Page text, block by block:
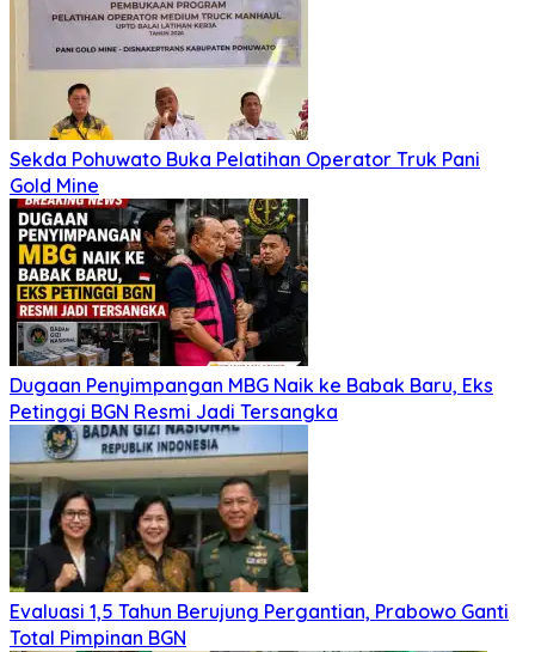
Sekda Pohuwato Buka Pelatihan Operator Truk Pani
Gold Mine
Dugaan Penyimpangan MBG Naik ke Babak Baru, Eks
Petinggi BGN Resmi Jadi Tersangka
Evaluasi 1,5 Tahun Berujung Pergantian, Prabowo Ganti
Total Pimpinan BGN